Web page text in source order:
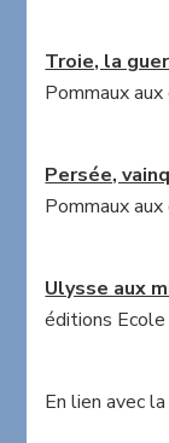
Troie, la
Pommaux
Persée,
Pommaux
Ulysse aux
éditions
En lien avec